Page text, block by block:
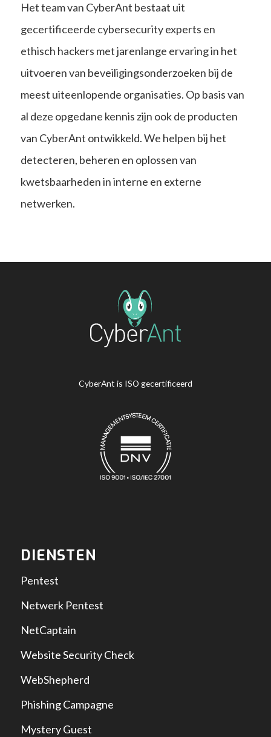
Het team van CyberAnt bestaat uit
gecertificeerde cybersecurity experts en
ethisch hackers met jarenlange ervaring in het
uitvoeren van beveiligingsonderzoeken bij de
meest uiteenlopende organisaties. Op basis van
al deze opgedane kennis zijn ook de producten
van CyberAnt ontwikkeld. We helpen bij het
detecteren, beheren en oplossen van
kwetsbaarheden in interne en externe
netwerken.
CyberAnt is ISO gecertificeerd
DIENSTEN
Pentest
Netwerk Pentest
NetCaptain
Website Security Check
WebShepherd
Phishing Campagne
Mystery Guest